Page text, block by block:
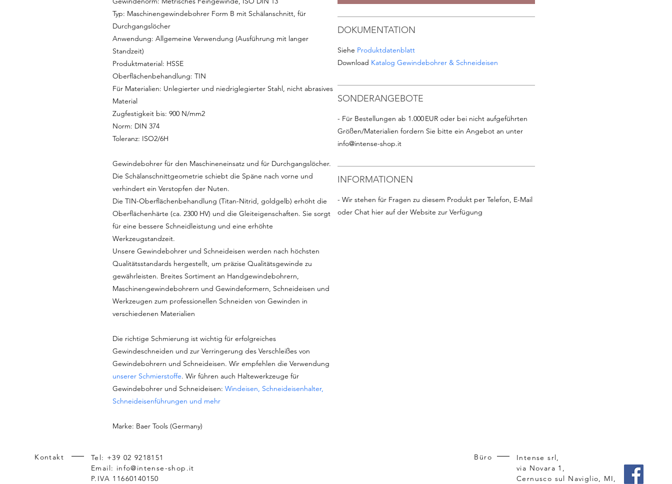
Typ: Maschinengewindebohrer Form B mit Schälanschnitt, für
Durchgangslöcher
Anwendung: Allgemeine Verwendung (Ausführung mit langer
Standzeit)
Produktmaterial: HSSE
Oberflächenbehandlung: TIN
Für Materialien: Unlegierter und niedriglegierter Stahl, nicht abrasives
Material
Zugfestigkeit bis: 900 N/mm2
Norm: DIN 374
Toleranz: ISO2/6H
Gewindebohrer für den Maschineneinsatz und für Durchgangslöcher.
Die Schälanschnittgeometrie schiebt die Späne nach vorne und
verhindert ein Verstopfen der Nuten.
Die TIN-Oberflächenbehandlung (Titan-Nitrid, goldgelb) erhöht die
Oberflächenhärte (ca. 2300 HV) und die Gleiteigenschaften. Sie sorgt
für eine bessere Schneidleistung und eine erhöhte
Werkzeugstandzeit.
Unsere Gewindebohrer und Schneideisen werden nach höchsten
Qualitätsstandards hergestellt, um präzise Qualitätsgewinde zu
gewährleisten. Breites Sortiment an Handgewindebohrern,
Maschinengewindebohrern und Gewindeformern, Schneideisen und
Werkzeugen zum professionellen Schneiden von Gewinden in
verschiedenen Materialien
Die richtige Schmierung ist wichtig für erfolgreiches
Gewindeschneiden und zur Verringerung des Verschleißes von
Gewindebohrern und Schneideisen. Wir empfehlen die Verwendung
unserer Schmierstoffe. Wir führen auch Haltewerkzeuge für
Gewindebohrer und Schneideisen: Windeisen, Schneideisenhalter,
Schneideisenführungen und mehr
Marke: Baer Tools (Germany)
DOKUMENTATION
Siehe Produktdatenblatt
Download Katalog Gewindebohrer & Schneideisen
SONDERANGEBOTE
- Für Bestellungen ab 1.000 EUR oder bei nicht aufgeführten
Größen/Materialien fordern Sie bitte ein Angebot an unter
info@intense-shop.it
INFORMATIONEN
- Wir stehen für Fragen zu diesem Produkt per Telefon, E-Mail
oder Chat hier auf der Website zur Verfügung
Kontakt
Tel: +39 02 9218151
Email: info@intense-shop.it
P.IVA 11660140150
Büro
Intense srl,
via Novara 1,
Cernusco sul Naviglio, MI,